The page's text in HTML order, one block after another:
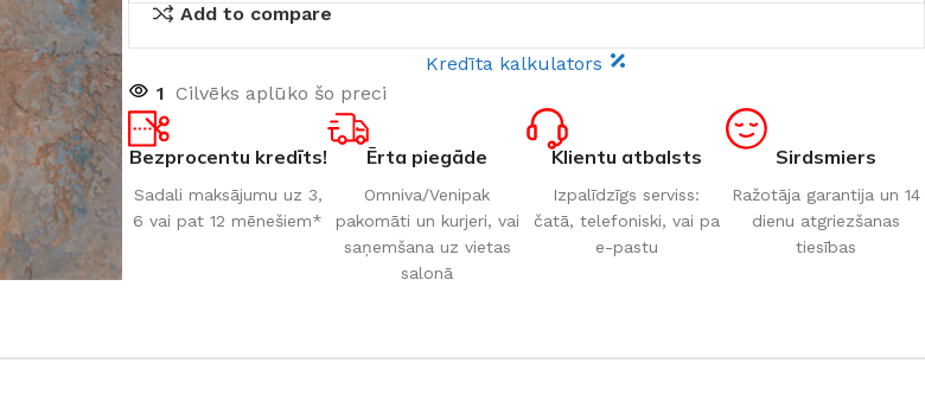
Add to compare
Kredīta kalkulators
1 Cilvēks aplūko šo preci
Bezprocentu kredīts!
Sadali maksājumu uz 3,
6 vai pat 12 mēnešiem*
Ērta piegāde
Omniva/Venipak
pakomāti un kurjeri, vai
saņemšana uz vietas
salonā
Klientu atbalsts
Izpalīdzīgs serviss:
čatā, telefoniski, vai pa
e-pastu
Sirdsmiers
Ražotāja garantija un 14
dienu atgriezšanas
tiesības